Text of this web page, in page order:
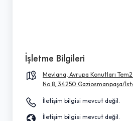
İşletme Bilgileri
Mevlana, Avrupa Konutları Tem2
No:8, 34250 Gaziosmanpaşa/
İletişim bilgisi mevcut değil.
İletişim bilgisi mevcut değil.